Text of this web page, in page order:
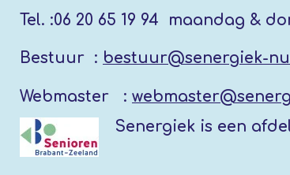
Tel. :06 20 65 19 94 maandag &
Bestuur : bestuur@senergiek-
Webmaster :
Senergiek is een